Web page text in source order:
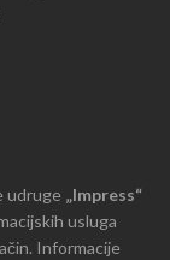
udruge „Impress“
usluga
Informacije